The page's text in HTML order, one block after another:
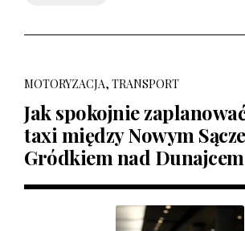
MOTORYZACJA, TRANSPORT
Jak spokojnie
taxi między Nowym
Gródkiem nad Dunajcem